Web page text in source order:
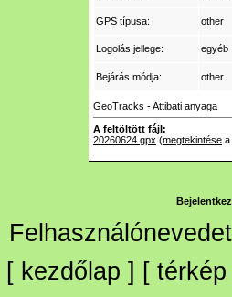
GPS típusa: other
Logolás jellege: egyéb
Bejárás módja: other
GeoTracks - Attibati anyaga
A feltöltött fájl:
20260624.gpx (megtekintése a
[ kezdőlap ] [ térkép